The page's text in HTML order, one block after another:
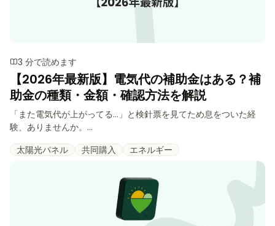
3 分で読めます
【2026年最新版】電気代の補助金はある？補
助金の種類・金額・確認方法を解説
「また電気代が上がってる…」と検針票を見てため息をついた経
験、ありませんか。...
太陽光パネル
共同購入 エネルギー